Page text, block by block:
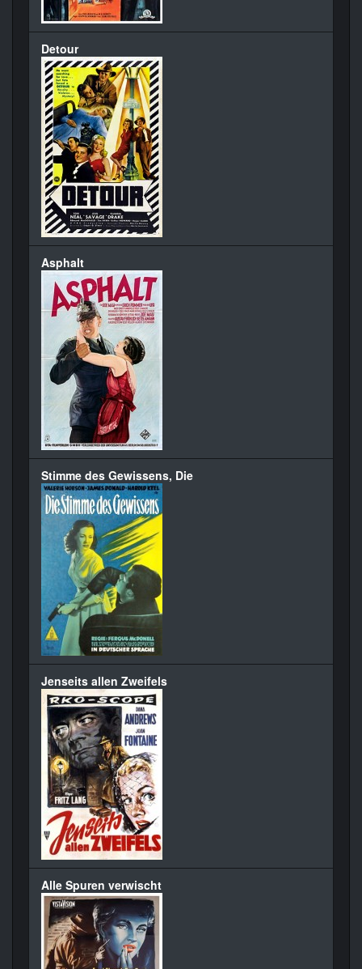
Detour
Asphalt
Stimme des Gewissens, Die
Jenseits allen Zweifels
Alle Spuren verwischt